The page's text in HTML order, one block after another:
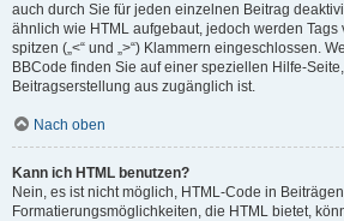
auch durch Sie für jeden einzelnen Beitrag
ähnlich wie HTML aufgebaut, jedoch werden Tags
spitzen („<“ und „>“) Klammern eingeschlossen.
BBCode finden Sie auf einer speziellen Hilfe-
Beitragserstellung aus zugänglich ist.
Nach oben
Kann ich HTML benutzen?
Nein, es ist nicht möglich, HTML-Code in
Formatierungsmöglichkeiten, die HTML bietet,